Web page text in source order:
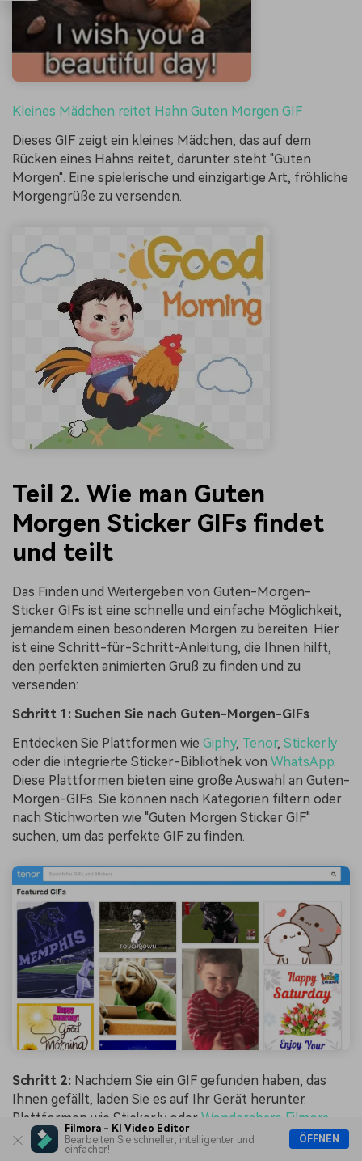
Filmora - KI Video Editor
Bearbeiten Sie schneller, intelligenter und
einfacher!
ÖFFNEN
Kleines Mädchen reitet Hahn Guten Morgen GIF
Dieses GIF zeigt ein kleines Mädchen, das auf dem
Rücken eines Hahns reitet, darunter steht "Guten
Morgen". Eine spielerische und einzigartige Art, fröhliche
Morgengrüße zu versenden.
Teil 2. Wie man Guten
Morgen Sticker GIFs findet
und teilt
Das Finden und Weitergeben von Guten-Morgen-
Sticker GIFs ist eine schnelle und einfache Möglichkeit,
jemandem einen besonderen Morgen zu bereiten. Hier
ist eine Schritt-für-Schritt-Anleitung, die Ihnen hilft,
den perfekten animierten Gruß zu finden und zu
versenden:
Schritt 1: Suchen Sie nach Guten-Morgen-GIFs
Entdecken Sie Plattformen wie Giphy, Tenor, Sticker.ly
oder die integrierte Sticker-Bibliothek von WhatsApp.
Diese Plattformen bieten eine große Auswahl an Guten-
Morgen-GIFs. Sie können nach Kategorien filtern oder
nach Stichworten wie "Guten Morgen Sticker GIF"
suchen, um das perfekte GIF zu finden.
Schritt 2: Nachdem Sie ein GIF gefunden haben, das
Ihnen gefällt, laden Sie es auf Ihr Gerät herunter.
Plattformen wie Sticker.ly oder Wondershare Filmora
haben Apps, mit denen Sie sich Guten-Morgen-Sticker
GIFs auf Ihr Handy holen können, um schneller darauf